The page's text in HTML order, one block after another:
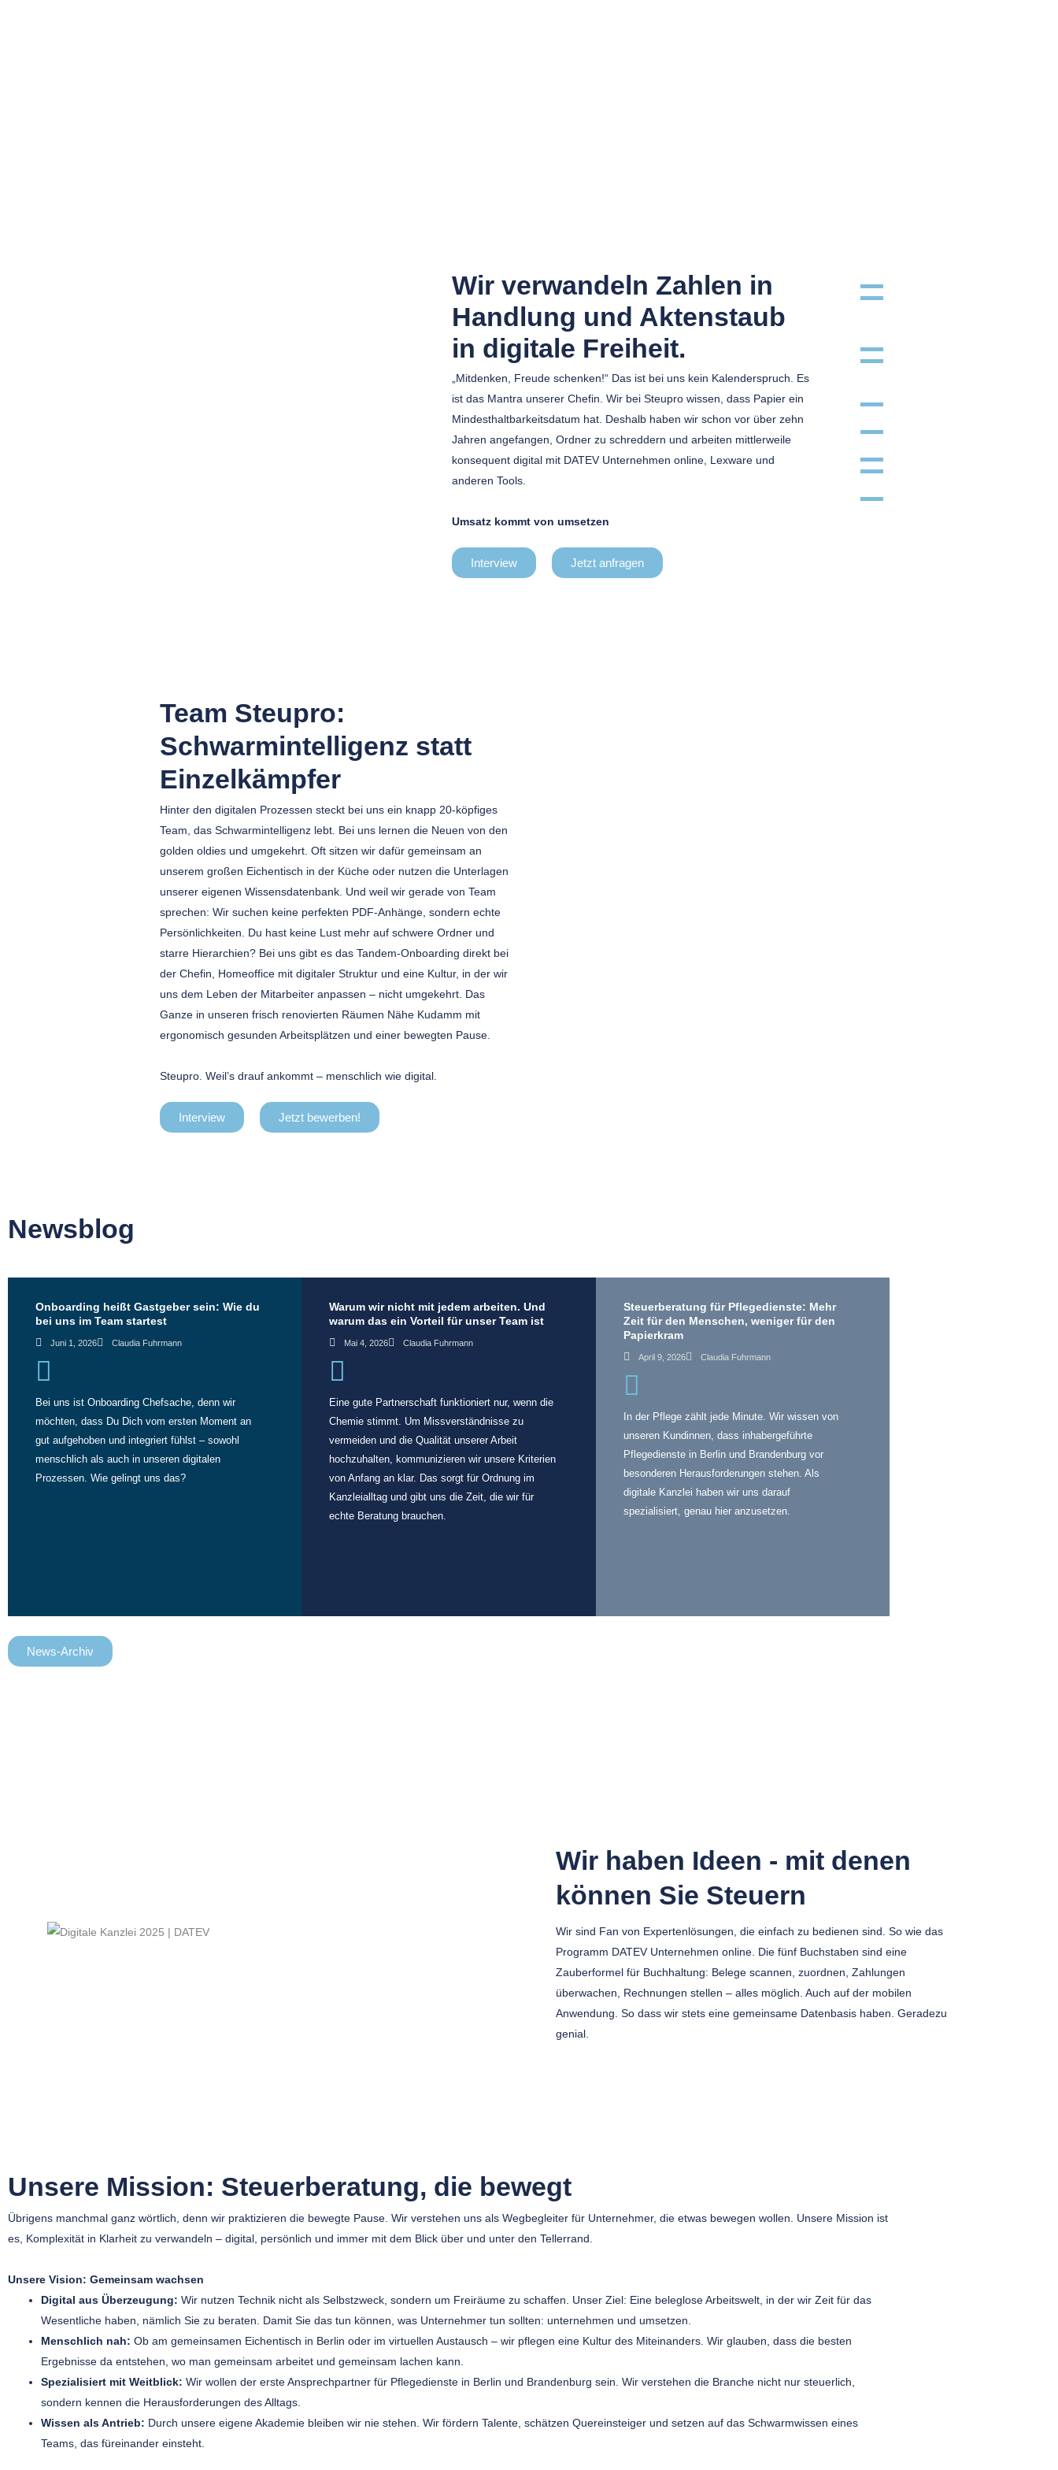
Wir verwandeln Zahlen in
Handlung und Aktenstaub
in digitale Freiheit.
„Mitdenken, Freude schenken!“ Das ist bei uns kein Kalenderspruch. Es
ist das Mantra unserer Chefin. Wir bei Steupro wissen, dass Papier ein
Mindesthaltbarkeitsdatum hat. Deshalb haben wir schon vor über zehn
Jahren angefangen, Ordner zu schreddern und arbeiten mittlerweile
konsequent digital mit DATEV Unternehmen online, Lexware und
anderen Tools.
Umsatz kommt von umsetzen
Interview Jetzt anfragen
Team Steupro:
Schwarmintelligenz statt
Einzelkämpfer
Hinter den digitalen Prozessen steckt bei uns ein knapp 20-köpfiges
Team, das Schwarmintelligenz lebt. Bei uns lernen die Neuen von den
golden oldies und umgekehrt. Oft sitzen wir dafür gemeinsam an
unserem großen Eichentisch in der Küche oder nutzen die Unterlagen
unserer eigenen Wissensdatenbank. Und weil wir gerade von Team
sprechen: Wir suchen keine perfekten PDF-Anhänge, sondern echte
Persönlichkeiten. Du hast keine Lust mehr auf schwere Ordner und
starre Hierarchien? Bei uns gibt es das Tandem-Onboarding direkt bei
der Chefin, Homeoffice mit digitaler Struktur und eine Kultur, in der wir
uns dem Leben der Mitarbeiter anpassen – nicht umgekehrt. Das
Ganze in unseren frisch renovierten Räumen Nähe Kudamm mit
ergonomisch gesunden Arbeitsplätzen und einer bewegten Pause.
Steupro. Weil’s drauf ankommt – menschlich wie digital.
Interview Jetzt bewerben!
Newsblog
Onboarding heißt Gastgeber sein: Wie du
bei uns im Team startest
Juni 1, 2026 Claudia Fuhrmann
Bei uns ist Onboarding Chefsache, denn wir
möchten, dass Du Dich vom ersten Moment an
gut aufgehoben und integriert fühlst – sowohl
menschlich als auch in unseren digitalen
Prozessen. Wie gelingt uns das?
Warum wir nicht mit jedem arbeiten. Und
warum das ein Vorteil für unser Team ist
Mai 4, 2026 Claudia Fuhrmann
Eine gute Partnerschaft funktioniert nur, wenn die
Chemie stimmt. Um Missverständnisse zu
vermeiden und die Qualität unserer Arbeit
hochzuhalten, kommunizieren wir unsere Kriterien
von Anfang an klar. Das sorgt für Ordnung im
Kanzleialltag und gibt uns die Zeit, die wir für
echte Beratung brauchen.
Steuerberatung für Pflegedienste: Mehr
Zeit für den Menschen, weniger für den
Papierkram
April 9, 2026 Claudia Fuhrmann
In der Pflege zählt jede Minute. Wir wissen von
unseren Kundinnen, dass inhabergeführte
Pflegedienste in Berlin und Brandenburg vor
besonderen Herausforderungen stehen. Als
digitale Kanzlei haben wir uns darauf
spezialisiert, genau hier anzusetzen.
News-Archiv
Wir haben Ideen - mit denen
können Sie Steuern
Wir sind Fan von Expertenlösungen, die einfach zu bedienen sind. So wie das
Programm DATEV Unternehmen online. Die fünf Buchstaben sind eine
Zauberformel für Buchhaltung: Belege scannen, zuordnen, Zahlungen
überwachen, Rechnungen stellen – alles möglich. Auch auf der mobilen
Anwendung. So dass wir stets eine gemeinsame Datenbasis haben. Geradezu
genial.
Unsere Mission: Steuerberatung, die bewegt
Übrigens manchmal ganz wörtlich, denn wir praktizieren die bewegte Pause. Wir verstehen uns als Wegbegleiter für Unternehmer, die etwas bewegen wollen. Unsere Mission ist
es, Komplexität in Klarheit zu verwandeln – digital, persönlich und immer mit dem Blick über und unter den Tellerrand.
Unsere Vision: Gemeinsam wachsen
Digital aus Überzeugung: Wir nutzen Technik nicht als Selbstzweck, sondern um Freiräume zu schaffen. Unser Ziel: Eine beleglose Arbeitswelt, in der wir Zeit für das
Wesentliche haben, nämlich Sie zu beraten. Damit Sie das tun können, was Unternehmer tun sollten: unternehmen und umsetzen.
Menschlich nah: Ob am gemeinsamen Eichentisch in Berlin oder im virtuellen Austausch – wir pflegen eine Kultur des Miteinanders. Wir glauben, dass die besten
Ergebnisse da entstehen, wo man gemeinsam arbeitet und gemeinsam lachen kann.
Spezialisiert mit Weitblick: Wir wollen der erste Ansprechpartner für Pflegedienste in Berlin und Brandenburg sein. Wir verstehen die Branche nicht nur steuerlich,
sondern kennen die Herausforderungen des Alltags.
Wissen als Antrieb: Durch unsere eigene Akademie bleiben wir nie stehen. Wir fördern Talente, schätzen Quereinsteiger und setzen auf das Schwarmwissen eines
Teams, das füreinander einsteht.